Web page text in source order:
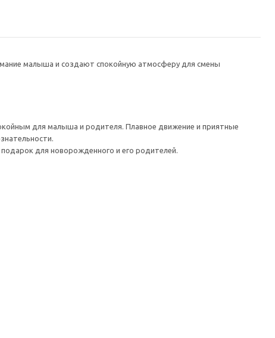
малыша и создают спокойную атмосферу для смены
для малыша и родителя. Плавное движение и приятные
для новорожденного и его родителей.